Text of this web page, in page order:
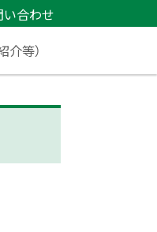
い合わせ
等）